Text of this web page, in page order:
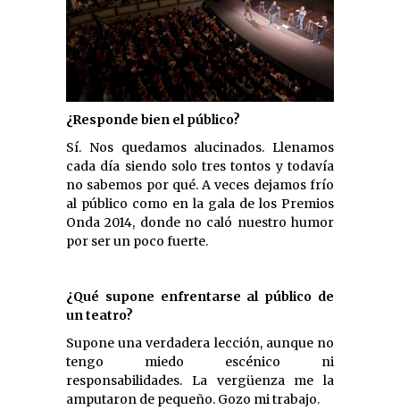
¿Responde bien el público?
Sí. Nos quedamos alucinados. Llenamos
cada día siendo solo tres tontos y todavía
no sabemos por qué. A veces dejamos frío
al público como en la gala de los Premios
Onda 2014, donde no caló nuestro humor
por ser un poco fuerte.
¿Qué supone enfrentarse al público de
un teatro?
Supone una verdadera lección, aunque no
tengo miedo escénico ni
responsabilidades. La vergüenza me la
amputaron de pequeño. Gozo mi trabajo.